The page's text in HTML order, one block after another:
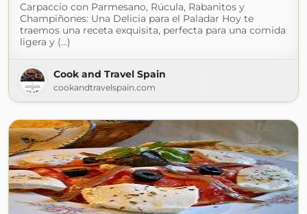
Carpaccio con Parmesano, Rúcula, Rabanitos y
Champiñones: Una Delicia para el Paladar Hoy te
traemos una receta exquisita, perfecta para una comida
ligera y (...)
Cook and Travel Spain
cookandtravelspain.com